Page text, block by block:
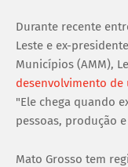
Durante recente
Leste e ex-
Municípios (AMM),
desenvolvimento
"Ele chega quando
pessoas, produção
Mato Grosso tem